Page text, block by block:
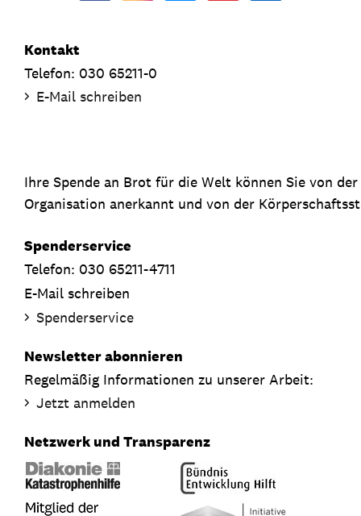
Kontakt
Telefon: 030 65211-0
E-Mail schreiben
Ihre Spende an Brot für die Welt können Sie von
Organisation anerkannt und von der
Spenderservice
Telefon: 030 65211-4711
E-Mail schreiben
Spenderservice
Newsletter abonnieren
Regelmäßig Informationen zu unserer Arbeit:
Jetzt anmelden
Netzwerk und Transparenz